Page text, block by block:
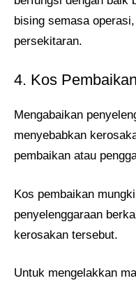
bising semasa
persekitaran.
4. Kos
Mengabaikan
menyebabkan
pembaikan atau
Kos pembaikan
penyelenggaraan
kerosakan tersebut.
Untuk mengelakkan